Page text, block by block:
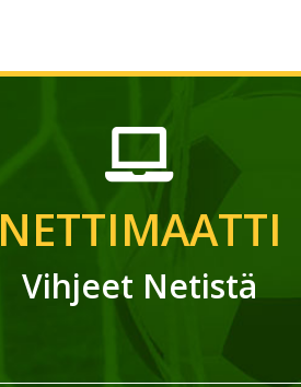
NETTIMAATTI
Vihjeet Netistä